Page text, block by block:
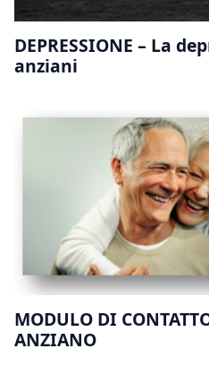
DEPRESSIONE – La
anziani
MODULO DI
ANZIANO